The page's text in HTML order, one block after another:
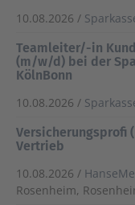
10.08.2026 /
Teamleiter/-in
(m/w/d) bei der
KölnBonn
10.08.2026 /
Versicherungsprofi
Vertrieb
10.08.2026 /
Rosenheim,